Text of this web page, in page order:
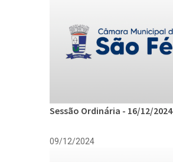
Sessão Ordinária - 16/12/2024
09/12/2024